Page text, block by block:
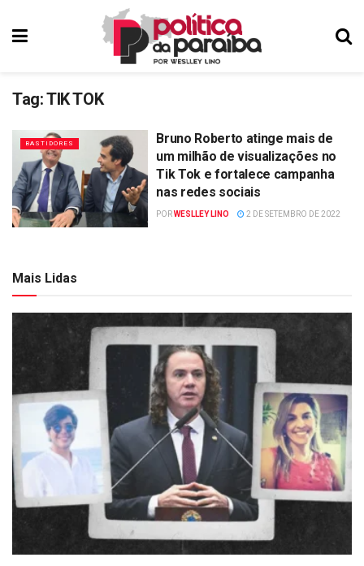
Tag:TIK TOK
BASTIDORES
Bruno Roberto atinge mais de
um milhão de visualizações no
Tik Tok e fortalece campanha
nas redes sociais
PORWESLLEY LINO 2 DE SETEMBRO DE 2022
Mais Lidas